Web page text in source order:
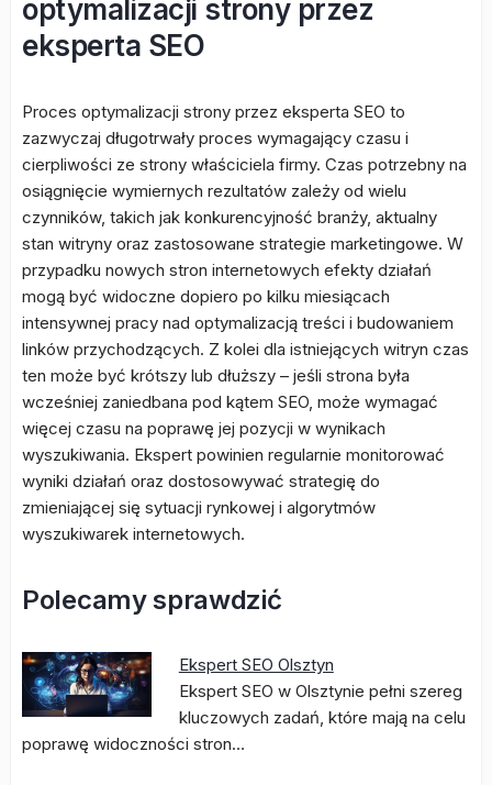
optymalizacji strony przez
eksperta SEO
Proces optymalizacji strony przez eksperta SEO to
zazwyczaj długotrwały proces wymagający czasu i
cierpliwości ze strony właściciela firmy. Czas potrzebny na
osiągnięcie wymiernych rezultatów zależy od wielu
czynników, takich jak konkurencyjność branży, aktualny
stan witryny oraz zastosowane strategie marketingowe. W
przypadku nowych stron internetowych efekty działań
mogą być widoczne dopiero po kilku miesiącach
intensywnej pracy nad optymalizacją treści i budowaniem
linków przychodzących. Z kolei dla istniejących witryn czas
ten może być krótszy lub dłuższy – jeśli strona była
wcześniej zaniedbana pod kątem SEO, może wymagać
więcej czasu na poprawę jej pozycji w wynikach
wyszukiwania. Ekspert powinien regularnie monitorować
wyniki działań oraz dostosowywać strategię do
zmieniającej się sytuacji rynkowej i algorytmów
wyszukiwarek internetowych.
Polecamy sprawdzić
Ekspert SEO Olsztyn
Ekspert SEO w Olsztynie pełni szereg
kluczowych zadań, które mają na celu
poprawę widoczności stron…